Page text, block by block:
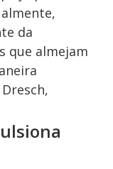
da
que almejam